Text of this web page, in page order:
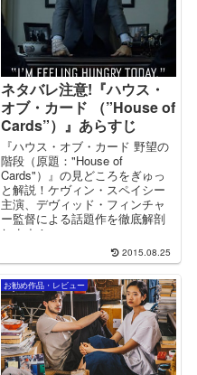
ネタバレ注意!『ハウス・
オブ・カード （”House of
Cards”）』あらすじ
『ハウス・オブ・カード 野望の
階段（原題："House of
Cards"）』の見どころをぎゅっ
と解説！ケヴィン・スペイシー
主演、デヴィッド・フィンチャ
ー監督による話題作を徹底解剖
します！
2015.08.25
お勧め作品・レビュー